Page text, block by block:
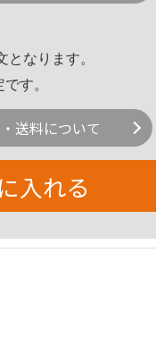
なります。
す。
送料について
入れる